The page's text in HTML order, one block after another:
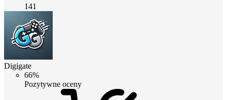
141
Digigate
66%
Pozytywne oceny